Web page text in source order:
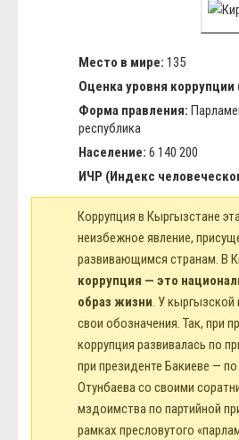
Место в мире: 135
Оценка уровня коррупции
Форма правления:
республика
Население: 6 140 200
ИЧР (Индекс
Коррупция в Кыргызстане
неизбежное явление,
развивающимся странам. В
коррупция — это
образ жизни. У кыргызской
свои обозначения. Так, при
коррупция развивалась по
при президенте Бакиеве —
Отунбаева со своими
мздоимства по партийной
рамках пресловутого